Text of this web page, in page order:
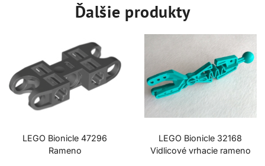
Ďalšie produkty
LEGO Bionicle 47296
Rameno
LEGO Bionicle 32168
Vidlicové vrhacie rameno